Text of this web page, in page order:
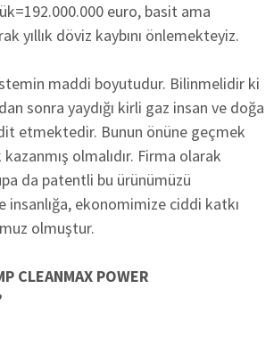
euro, basit ama
yıllık döviz kaybını önlemekteyiz.
maddi boyutudur. Bilinmelidir ki
sonra yaydığı kirli gaz insan ve doğa
etmektedir. Bunun önüne geçmek
olmalıdır. Firma olarak
da patentli bu ürünümüzü
insanlığa, ekonomimize ciddi katkı
olmuştur.
CLEANMAX POWER